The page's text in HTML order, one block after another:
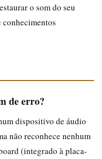
o som do seu
conhecimentos
de erro?
dispositivo de áudio
não reconhece nenhum
(integrado à placa-